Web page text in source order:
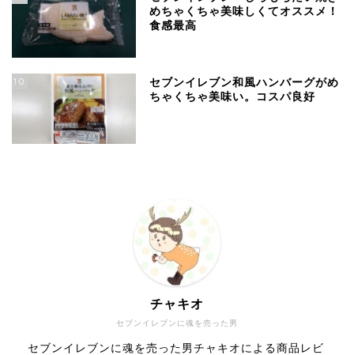
めちゃくちゃ美味しくてオススメ！
食感最高
10
セブンイレブン和風ハンバーグがめ
ちゃくちゃ美味い。コスパ良好
セブンイレブンに魂を売った男
チャキオ
セブンイレブンに魂を売った男チャキオによる商品レビ